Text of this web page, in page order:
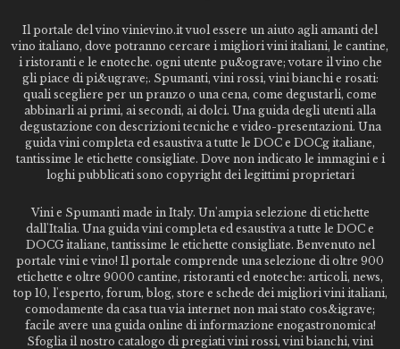
Il portale del vino vinievino.it vuol essere un aiuto agli amanti del
vino italiano, dove potranno cercare i migliori vini italiani, le cantine,
i ristoranti e le enoteche. ogni utente pu&ograve; votare il vino che
gli piace di pi&ugrave;. Spumanti, vini rossi, vini bianchi e rosati:
quali scegliere per un pranzo o una cena, come degustarli, come
abbinarli ai primi, ai secondi, ai dolci. Una guida degli utenti alla
degustazione con descrizioni tecniche e video-presentazioni. Una
guida vini completa ed esaustiva a tutte le DOC e DOCg italiane,
tantissime le etichette consigliate. Dove non indicato le immagini e i
loghi pubblicati sono copyright dei legittimi proprietari
Vini e Spumanti made in Italy. Un'ampia selezione di etichette
dall'Italia. Una guida vini completa ed esaustiva a tutte le DOC e
DOCG italiane, tantissime le etichette consigliate. Benvenuto nel
portale vini e vino! Il portale comprende una selezione di oltre 900
etichette e oltre 9000 cantine, ristoranti ed enoteche: articoli, news,
top 10, l'esperto, forum, blog, store e schede dei migliori vini italiani,
comodamente da casa tua via internet non mai stato cos&igrave;
facile avere una guida online di informazione enogastronomica!
Sfoglia il nostro catalogo di pregiati vini rossi, vini bianchi, vini